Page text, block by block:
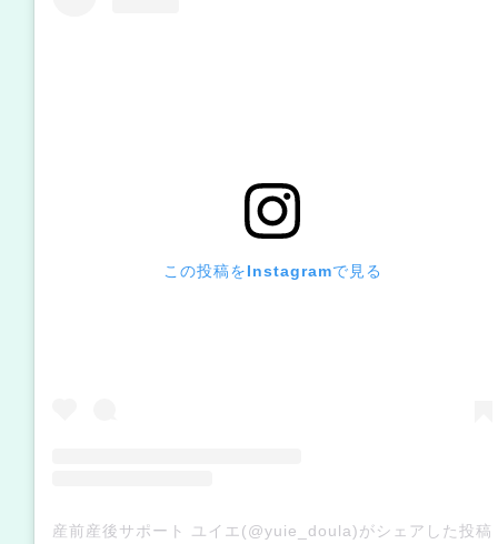
この投稿をInstagramで見る
産前産後サポート ユイエ(@yuie_doula)がシェアした投稿